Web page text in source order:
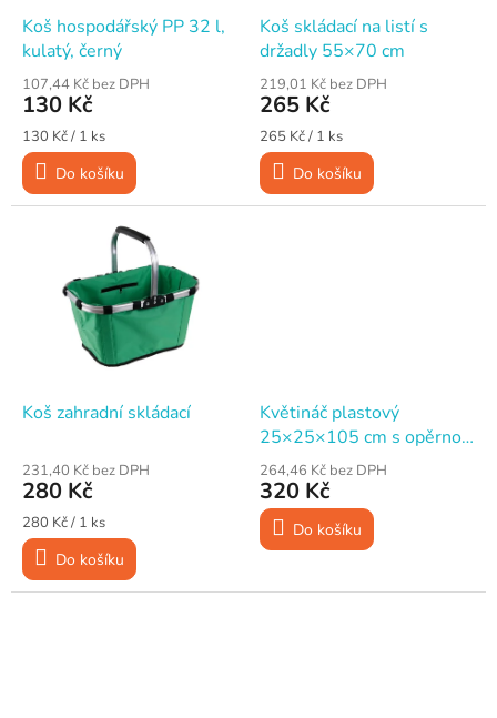
Koš hospodářský PP 32 l,
kulatý, černý
107,44 Kč bez DPH
130 Kč
Měrná
cena:
130 Kč / 1 ks
Do košíku
Koš skládací na listí s
držadly 55×70 cm
219,01 Kč bez DPH
265 Kč
Měrná
cena:
265 Kč / 1 ks
Do košíku
Koš zahradní skládací
231,40 Kč bez DPH
280 Kč
Měrná
cena:
280 Kč / 1 ks
Do košíku
Květináč plastový
25×25×105 cm s opěrnou
věží
264,46 Kč bez DPH
320 Kč
Do košíku